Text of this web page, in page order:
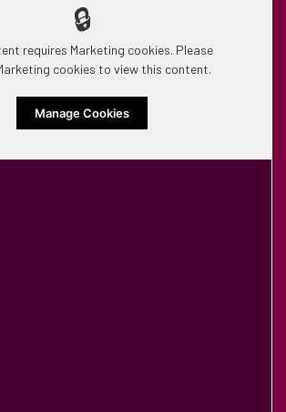
🔒
requires Marketing cookies. Please
cookies to view this content.
Manage Cookies